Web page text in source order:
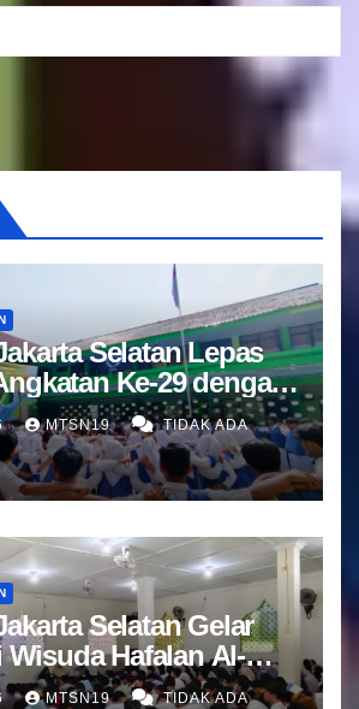
Selatan Lepas
Ke-29 dengan
Terbaik
MTSN19 TIDAK ADA
Selatan Gelar
Wisuda Hafalan Al-
MTSN19 TIDAK ADA